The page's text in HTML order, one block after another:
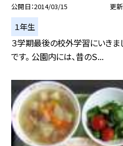
公開日 2014/03/15 更
１年生
３学期最後の校外学習にいきま
です。 公園内には、昔のＳ...